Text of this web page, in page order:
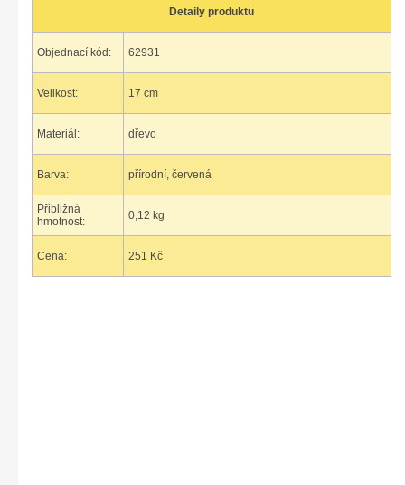
Detaily produktu
Objednací kód: 62931
Velikost: 17 cm
Materiál: dřevo
Barva: přírodní, červená
Přibližná
hmotnost:
0,12 kg
Cena: 251 Kč